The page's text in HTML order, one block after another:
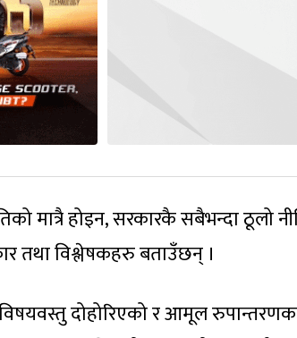
मात्रै होइन, सरकारकै सबैभन्दा ठूलो
तथा विश्लेषकहरु बताउँछन् ।
दोहोरिएको र आमूल